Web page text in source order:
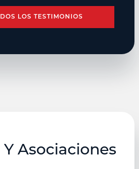
LOS TESTIMONIOS
Asociaciones